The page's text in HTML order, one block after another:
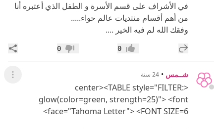
في الأشراف على قسم الأسرة و الطفل الذي أعتبره أنا
من أهم أقسام منتديات عالم حواء.....
وفقك الله لم فيه الخير ....
إضافة رد جديد إعجاب0 عدم إعجاب
0
شــمس • 24 سنة عرض
<center><TABLE style="FILTER:
glow(color=green, strength=25)"> <font
face="Tahoma Letter"> <FONT SIZE=6>